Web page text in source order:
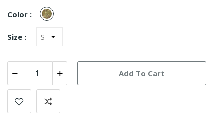
Color : Vegetato
Size :
Add To Cart